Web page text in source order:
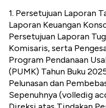
1. Persetujuan Laporan
Laporan Keuangan
Persetujuan Laporan
Komisaris, serta
Program Pendanaan
(PUMK) Tahun Buku
Pelunasan dan
Sepenuhnya (volledig